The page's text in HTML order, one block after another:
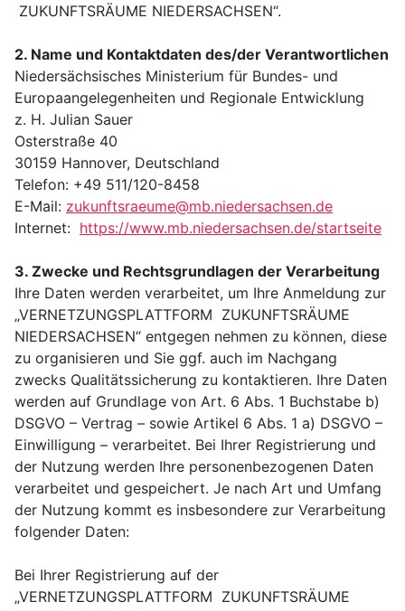
ZUKUNFTSRÄUME NIEDERSACHSEN“.
2. Name und Kontaktdaten des/der Verantwortlichen
Niedersächsisches Ministerium für Bundes- und
Europaangelegenheiten und Regionale Entwicklung
z. H. Julian Sauer
Osterstraße 40
30159 Hannover, Deutschland
Telefon: +49 511/120-8458
E-Mail: zukunftsraeume@mb.niedersachsen.de
Internet: https://www.mb.niedersachsen.de/startseite
3. Zwecke und Rechtsgrundlagen der Verarbeitung
Ihre Daten werden verarbeitet, um Ihre Anmeldung zur
„VERNETZUNGSPLATTFORM ZUKUNFTSRÄUME
NIEDERSACHSEN“ entgegen nehmen zu können, diese
zu organisieren und Sie ggf. auch im Nachgang
zwecks Qualitätssicherung zu kontaktieren. Ihre Daten
werden auf Grundlage von Art. 6 Abs. 1 Buchstabe b)
DSGVO – Vertrag – sowie Artikel 6 Abs. 1 a) DSGVO –
Einwilligung – verarbeitet. Bei Ihrer Registrierung und
der Nutzung werden Ihre personenbezogenen Daten
verarbeitet und gespeichert. Je nach Art und Umfang
der Nutzung kommt es insbesondere zur Verarbeitung
folgender Daten:
Bei Ihrer Registrierung auf der
„VERNETZUNGSPLATTFORM ZUKUNFTSRÄUME